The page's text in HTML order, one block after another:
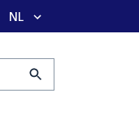
Taal selectie
NL